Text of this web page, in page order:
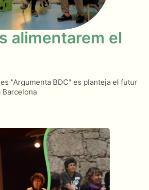
alimentarem el
"Argumenta BDC" es planteja el futur
Barcelona